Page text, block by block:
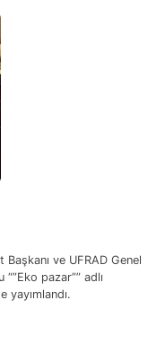
ve UFRAD Genel
“”Eko pazar”” adlı
yayımlandı.